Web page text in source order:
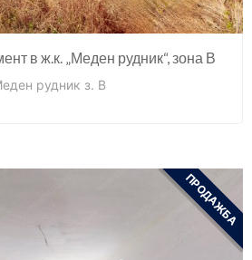
в ж.к. „Меден рудник“, зона В
рудник з. В
ПРОДАЖБА